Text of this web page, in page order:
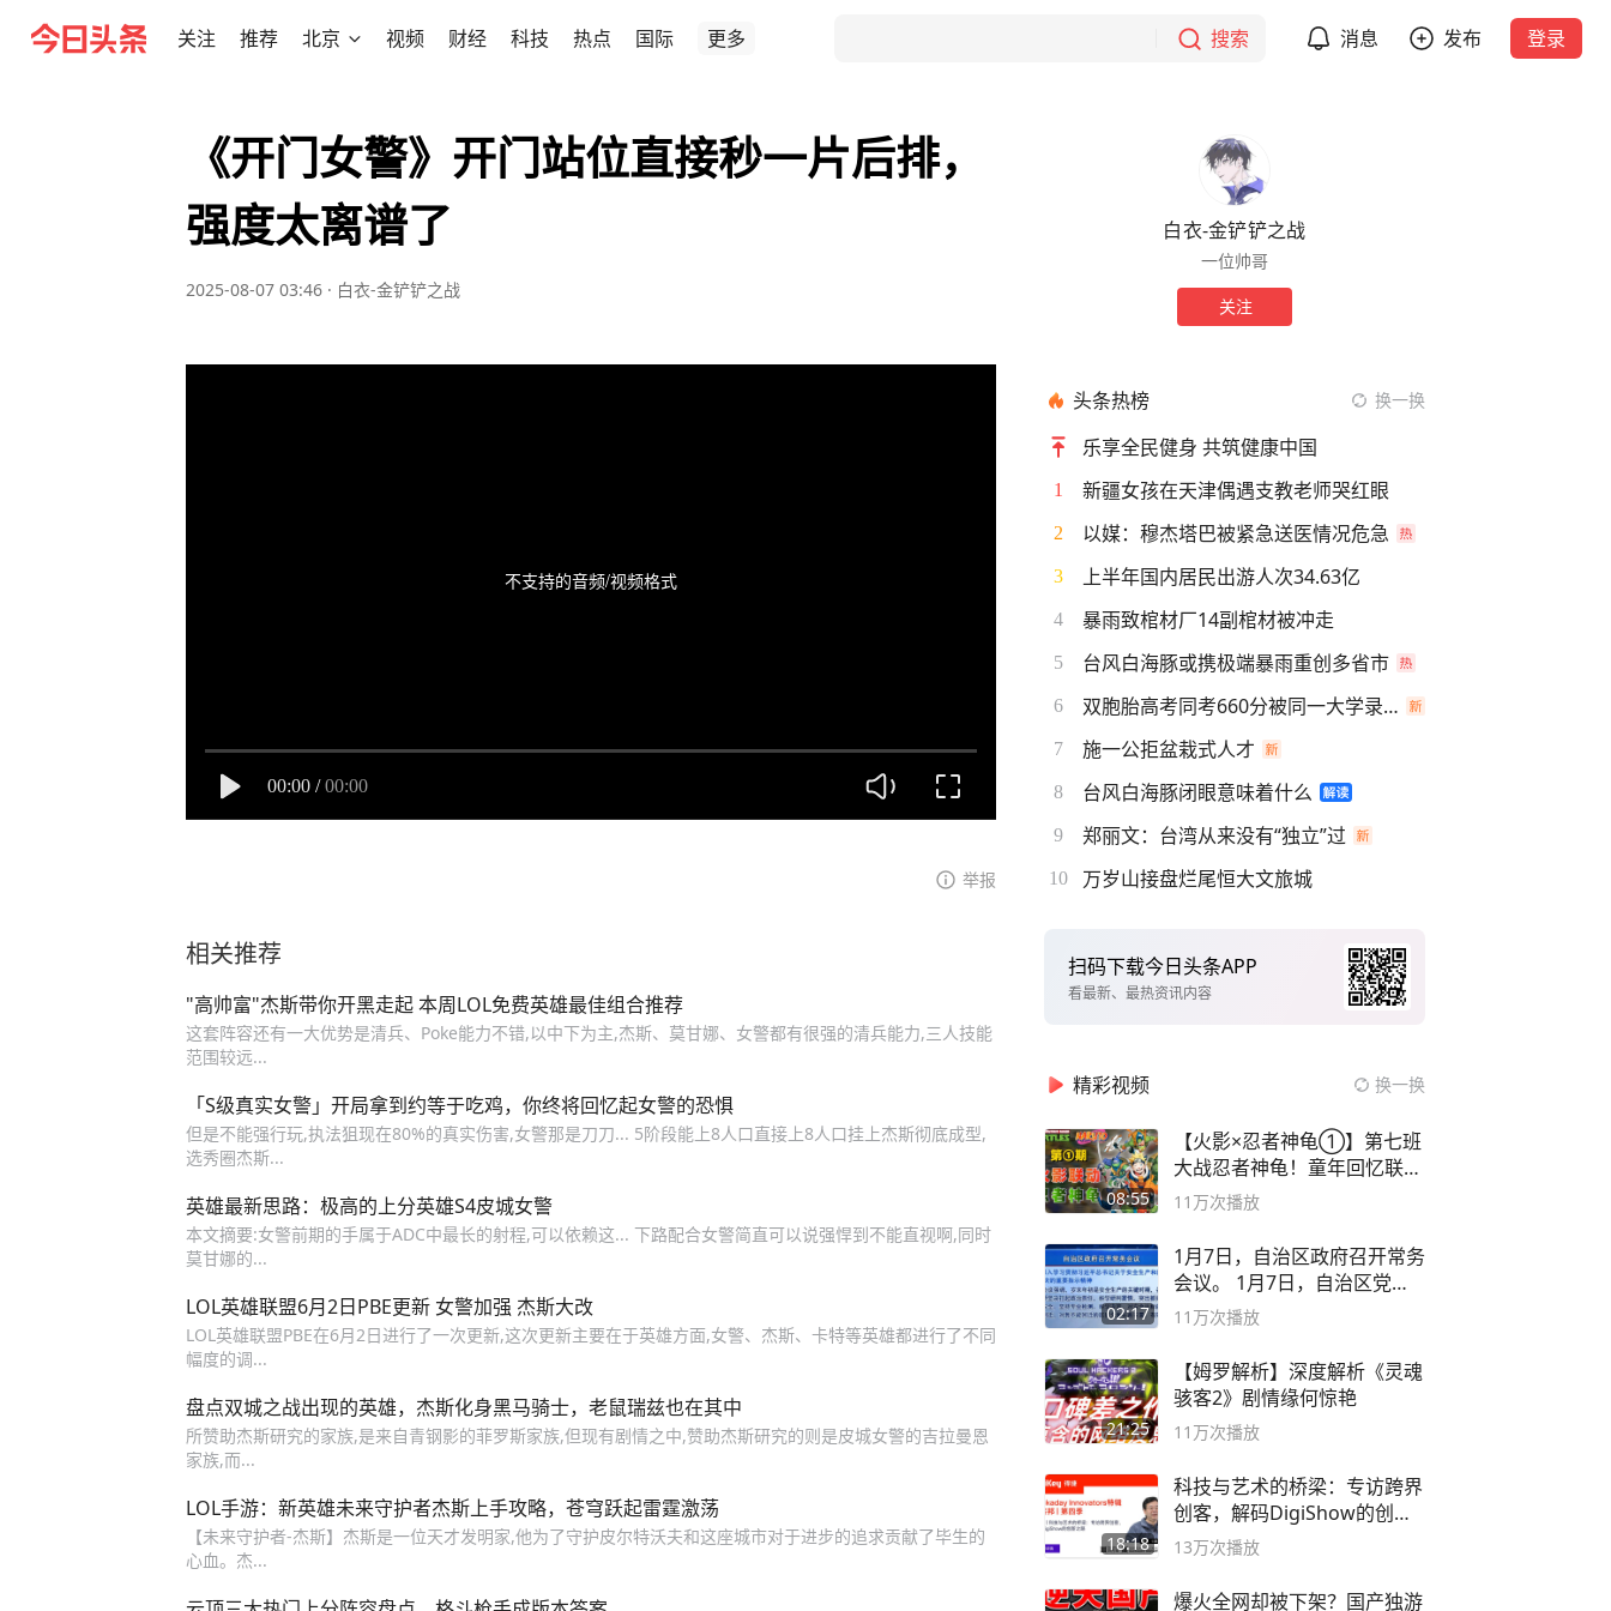
关注 推荐 北京 视频 财经 科技 热点 国际 更多 搜索 消息 发布 登录
《开门女警》开门站位直接秒一片后排，
强度太离谱了
2025-08-07 03:46 · 白衣-金铲铲之战
不支持的音频/视频格式
00:00 / 00:00
举报
相关推荐
"高帅富"杰斯带你开黑走起 本周LOL免费英雄最佳组合推荐
这套阵容还有一大优势是清兵、Poke能力不错,以中下为主,杰斯、莫甘娜、女警都有很强的清兵能力,三人技能
范围较远...
「S级真实女警」开局拿到约等于吃鸡，你终将回忆起女警的恐惧
但是不能强行玩,执法狙现在80%的真实伤害,女警那是刀刀... 5阶段能上8人口直接上8人口挂上杰斯彻底成型,
选秀圈杰斯...
英雄最新思路：极高的上分英雄S4皮城女警
本文摘要:女警前期的手属于ADC中最长的射程,可以依赖这... 下路配合女警简直可以说强悍到不能直视啊,同时
莫甘娜的...
LOL英雄联盟6月2日PBE更新 女警加强 杰斯大改
LOL英雄联盟PBE在6月2日进行了一次更新,这次更新主要在于英雄方面,女警、杰斯、卡特等英雄都进行了不同
幅度的调...
盘点双城之战出现的英雄，杰斯化身黑马骑士，老鼠瑞兹也在其中
所赞助杰斯研究的家族,是来自青钢影的菲罗斯家族,但现有剧情之中,赞助杰斯研究的则是皮城女警的吉拉曼恩
家族,而...
LOL手游：新英雄未来守护者杰斯上手攻略，苍穹跃起雷霆激荡
【未来守护者-杰斯】杰斯是一位天才发明家,他为了守护皮尔特沃夫和这座城市对于进步的追求贡献了毕生的
心血。杰...
白衣-金铲铲之战
一位帅哥
关注
头条热榜 换一换
乐享全民健身 共筑健康中国
1 新疆女孩在天津偶遇支教老师哭红眼
2 以媒：穆杰塔巴被紧急送医情况危急
3 上半年国内居民出游人次34.63亿
4 暴雨致棺材厂14副棺材被冲走
5 台风白海豚或携极端暴雨重创多省市
6 双胞胎高考同考660分被同一大学录取
7 施一公拒盆栽式人才
8 台风白海豚闭眼意味着什么
9 郑丽文：台湾从来没有“独立”过
10 万岁山接盘烂尾恒大文旅城
扫码下载今日头条APP
看最新、最热资讯内容
精彩视频 换一换
08:55
【火影×忍者神龟①】第七班
大战忍者神龟！童年回忆联动
论武？
11万次播放
02:17
1月7日，自治区政府召开常务
会议。 1月7日，自治区党委
副书记
11万次播放
21:25
【姆罗解析】深度解析《灵魂
骇客2》剧情缘何惊艳
11万次播放
18:18
科技与艺术的桥梁：专访跨界
创客，解码DigiShow的创新
之路
13万次播放
爆火全网却被下架？国产独游